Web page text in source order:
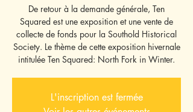
De retour à la demande générale, Ten
Squared est une exposition et une vente de
collecte de fonds pour la Southold Historical
Society. Le thème de cette exposition hivernale
intitulée Ten Squared: North Fork in Winter.
L'inscription est fermée